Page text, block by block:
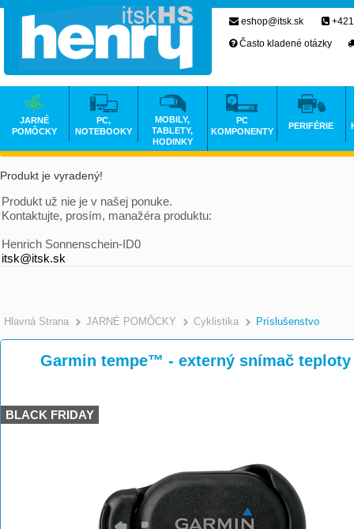
Produkt je vyradený!
Produkt už nie je v našej ponuke.
Kontaktujte, prosím, manažéra produktu:
Henrich Sonnenschein-ID0
itsk@itsk.sk
Hlavná Strana >
JARNÉ POMÔCKY >
Cyklistika >
Príslušenstvo
Garmin tempe™ - externý snímač teploty
BLACK FRIDAY
eshop@itsk.sk
Často kladené otázky
JARNÉ
POMÔCKY
PC,
NOTEBOOKY
MOBILY,
TABLETY,
HODINKY
PC
KOMPONENTY
PERIFÉRIE